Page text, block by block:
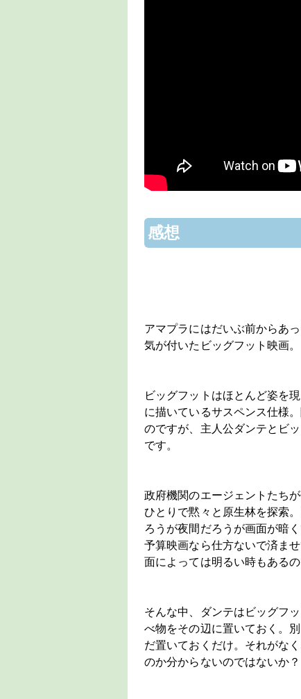
感想
アマプラにはだいぶ前からあ
気が付いたビッグフット映画。
ビッグフットはほとんど姿を
に描いているサスペンス仕様
のですが、主人公ダンテとビ
です。
政府機関のエージェントたち
ひとりで黙々と原生林を探索
ろうが夜間だろうが画面が暗
予算映画なら仕方ないで済ま
面によっては明るい時もある
そんな中、ダンテはビッグフ
べ物をその辺に置いておく。
だ置いておくだけ。それがな
のか分からないのではないか？